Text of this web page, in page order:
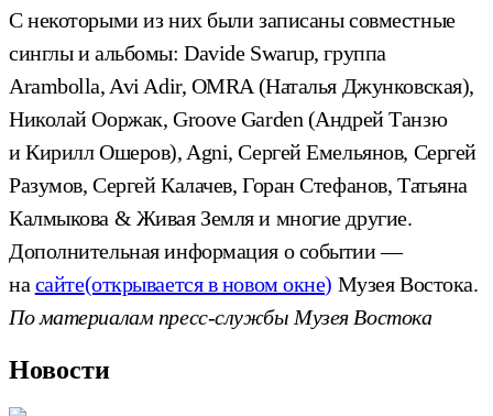
С некоторыми из них были записаны совместные
синглы и альбомы: Davide Swarup, группа
Arambolla, Avi Adir, OMRA (Наталья Джунковская),
Николай Ооржак, Groove Garden (Андрей Танзю
и Кирилл Ошеров), Agni, Сергей Емельянов, Сергей
Разумов, Сергей Калачев, Горан Стефанов, Татьяна
Калмыкова & Живая Земля и многие другие.
Дополнительная информация о событии —
на сайте(открывается в новом окне) Музея Востока.
По материалам пресс-службы Музея Востока
Новости